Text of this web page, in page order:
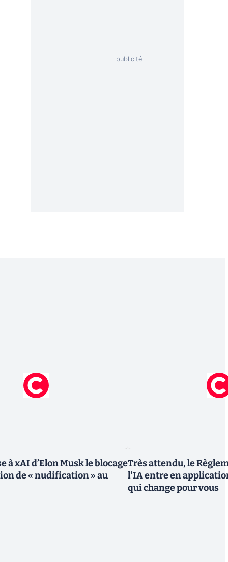
à xAI d’Elon Musk le blocage
de « nudification » au
Très attendu, le
l'IA entre en
qui change pour vous